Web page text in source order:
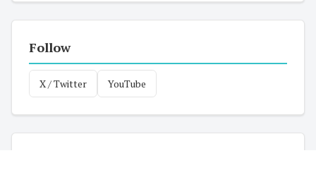
Follow
X / Twitter YouTube